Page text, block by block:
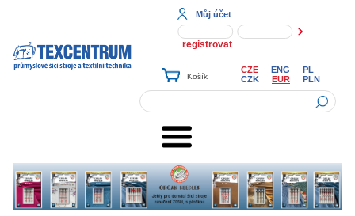
Můj účet
registrovat
CZE ENG
PL
CZK
EUR PLN